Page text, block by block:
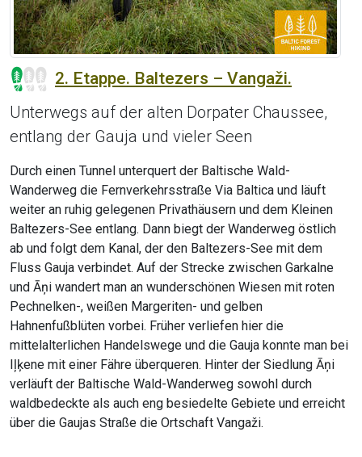
2. Etappe. Baltezers – Vangaži.
Unterwegs auf der alten Dorpater Chaussee,
entlang der Gauja und vieler Seen
Durch einen Tunnel unterquert der Baltische Wald-
Wanderweg die Fernverkehrsstraße Via Baltica und läuft
weiter an ruhig gelegenen Privathäusern und dem Kleinen
Baltezers-See entlang. Dann biegt der Wanderweg östlich
ab und folgt dem Kanal, der den Baltezers-See mit dem
Fluss Gauja verbindet. Auf der Strecke zwischen Garkalne
und Āņi wandert man an wunderschönen Wiesen mit roten
Pechnelken-, weißen Margeriten- und gelben
Hahnenfußblüten vorbei. Früher verliefen hier die
mittelalterlichen Handelswege und die Gauja konnte man bei
Iļķene mit einer Fähre überqueren. Hinter der Siedlung Āņi
verläuft der Baltische Wald-Wanderweg sowohl durch
waldbedeckte als auch eng besiedelte Gebiete und erreicht
über die Gaujas Straße die Ortschaft Vangaži.